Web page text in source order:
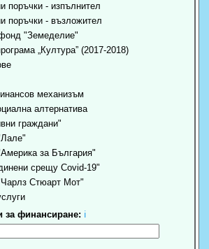
поръчки - изпълнител
поръчки - възложител
"Земеделие"
„Култура” (2017-2018)
механизъм
алтернатива
граждани"
за България"
срещу Covid-19"
Стюарт Мот"
за финансиране: ℹ